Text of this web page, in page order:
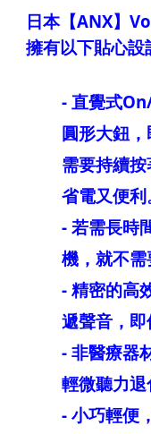
日本【ANX】
擁有以下貼心設
- 直覺式
圓形大鈕
需要持續
省電又便利
- 若需長時
機，就不需
- 精密的高
遞聲音，即
- 非醫療器
輕微聽力退
- 小巧輕便